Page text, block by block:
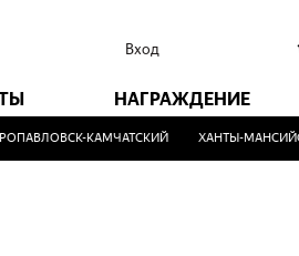
Вход
НАГРАЖДЕНИЕ
КАМЧАТСКИЙ ХАНТЫ-МАНСИЙСК